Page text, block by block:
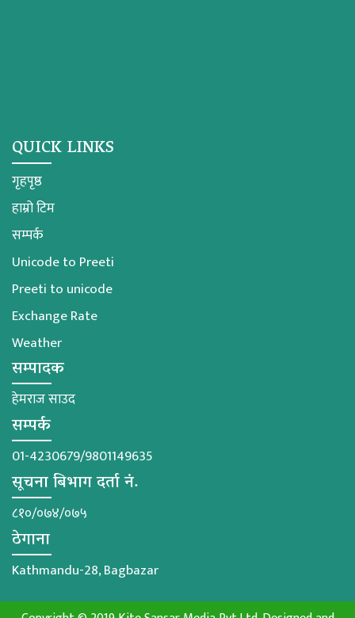
QUICK LINKS
गृहपृष्ठ
हाम्रो टिम
सम्पर्क
Unicode to Preeti
Preeti to unicode
Exchange Rate
Weather
सम्पादक
हेमराज साउद
सम्पर्क
01-4230679/9801149635
सूचना बिभाग दर्ता नं.
८१०/०७४/०७५
ठेगाना
Kathmandu-28, Bagbazar